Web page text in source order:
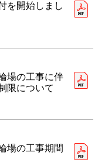
を開始しまし
場の工事に伴
限について
場の工事期間